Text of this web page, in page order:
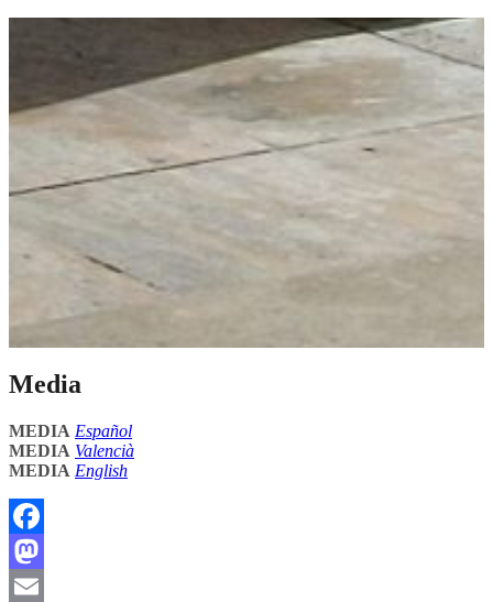
Media
MEDIA Español
MEDIA Valencià
MEDIA English
Facebook
Mastodon